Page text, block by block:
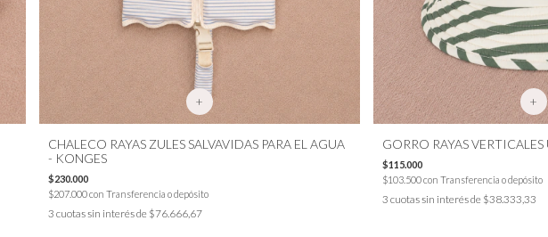
+
CHALECO RAYAS ZULES SALVAVIDAS PARA EL AGUA
- KONGES
$230.000
$207.000con Transferencia o depósito
3 cuotas sin interés de $76.666,67
+
GORRO RAYAS
$115.000
$103.500con Transferencia o depósito
3 cuotas sin interés de $38.333,33